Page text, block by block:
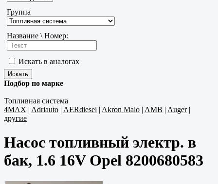
Группа
Название \ Номер:
Искать в аналогах
Подбор по марке
Топливная система
4MAX | Adriauto | AERdiesel | Akron Malo | AMB | Auger|
другие
Насос топливный электр. в
бак, 1.6 16V Opel 8200680583